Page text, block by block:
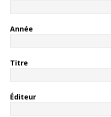
Année
Titre
Éditeur